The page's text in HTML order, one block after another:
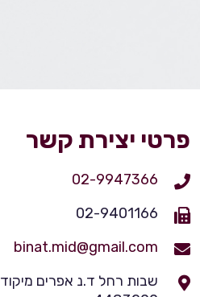
פרטי יצירת קשר
02-9947366
02-9401166
binat.mid@gmail.com
שבות רחל ד.נ אפרים מיקוד